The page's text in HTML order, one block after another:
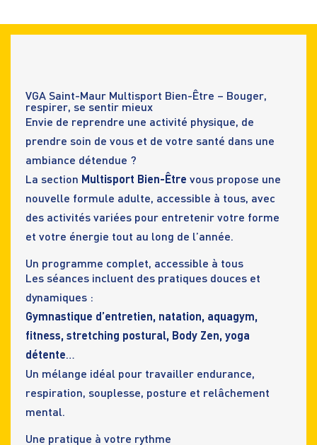
VGA Saint-Maur Multisport Bien-Être – Bouger,
respirer, se sentir mieux
Envie de reprendre une activité physique, de
prendre soin de vous et de votre santé dans une
ambiance détendue ?
La section Multisport Bien-Être vous propose une
nouvelle formule adulte, accessible à tous, avec
des activités variées pour entretenir votre forme
et votre énergie tout au long de l’année.
Un programme complet, accessible à tous
Les séances incluent des pratiques douces et
dynamiques :
Gymnastique d’entretien, natation, aquagym,
fitness, stretching postural, Body Zen, yoga
détente…
Un mélange idéal pour travailler endurance,
respiration, souplesse, posture et relâchement
mental.
Une pratique à votre rythme